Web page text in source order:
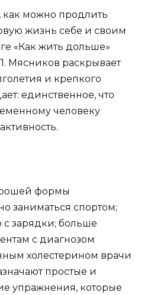
как можно продлить
жизнь себе и своим
«Как жить дольше»
Мясников раскрывает
и крепкого
единственное, что
человеку
формы
заниматься спортом;
с зарядки; больше
с диагнозом
холестерином врачи
простые и
упражнения, которые